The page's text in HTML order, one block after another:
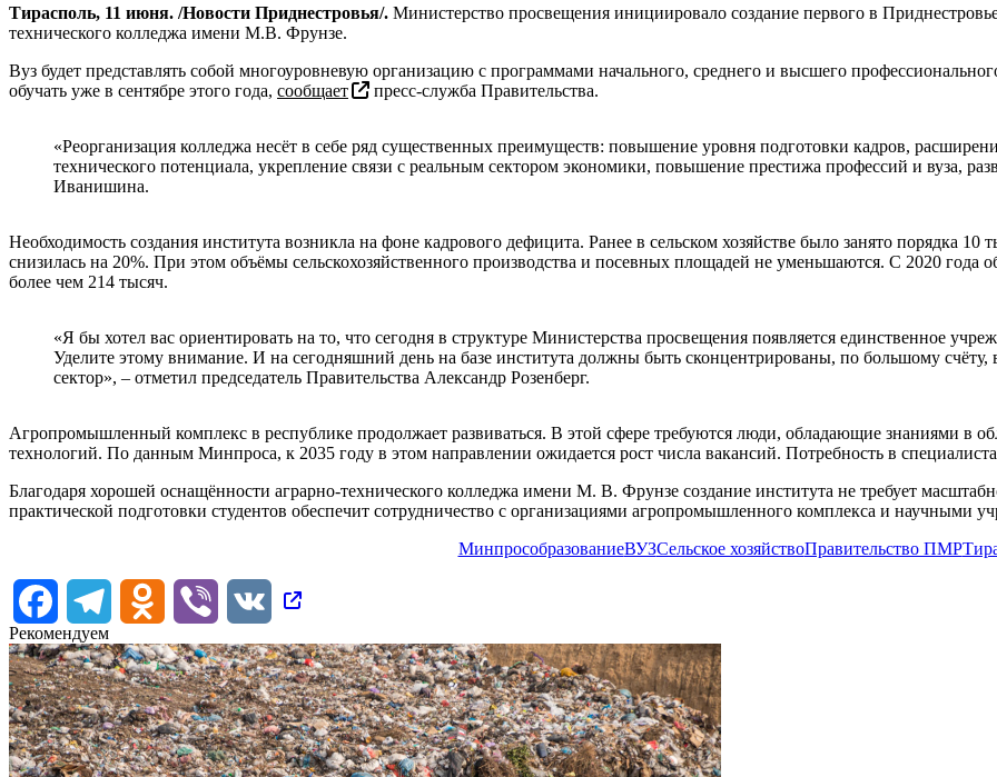
Тирасполь, 11 июня. /Новости Приднестровья/. Министерство просвещения инициировало создание первого в Приднестровье
технического колледжа имени М.В. Фрунзе.
Вуз будет представлять собой многоуровневую организацию с программами начального, среднего и высшего
обучать уже в сентябре этого года, сообщает пресс-служба Правительства.
«Реорганизация колледжа несёт в себе ряд существенных преимуществ: повышение уровня подготовки кадров,
технического потенциала, укрепление связи с реальным сектором экономики, повышение престижа профессий и вуза,
Иванишина.
Необходимость создания института возникла на фоне кадрового дефицита. Ранее в сельском хозяйстве было занято порядка 10
снизилась на 20%. При этом объёмы сельскохозяйственного производства и посевных площадей не уменьшаются. С 2020 года
более чем 214 тысяч.
«Я бы хотел вас ориентировать на то, что сегодня в структуре Министерства просвещения появляется единственное
Уделите этому внимание. И на сегодняшний день на базе института должны быть сконцентрированы, по большому счёту,
сектор», – отметил председатель Правительства Александр Розенберг.
Агропромышленный комплекс в республике продолжает развиваться. В этой сфере требуются люди, обладающие знаниями в
технологий. По данным Минпроса, к 2035 году в этом направлении ожидается рост числа вакансий. Потребность в
Благодаря хорошей оснащённости аграрно-технического колледжа имени М. В. Фрунзе создание института не требует
практической подготовки студентов обеспечит сотрудничество с организациями агропромышленного комплекса и научными
МинпрособразованиеВУЗСельское хозяйствоПравительство ПМР
FacebookTelegram Odnoklassniki
Viber
VK
Рекомендуем